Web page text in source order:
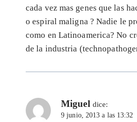
cada vez mas genes que las
o espiral maligna ? Nadie le
como en Latinoamerica? No
de la industria
Miguel dice:
9 junio, 2013 a las 13:32